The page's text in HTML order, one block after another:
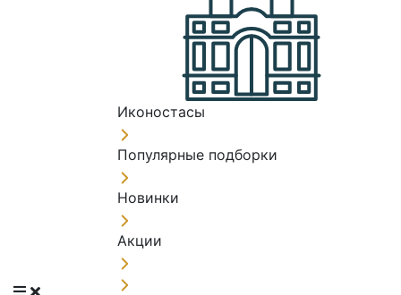
Иконостасы
Популярные подборки
Новинки
Акции